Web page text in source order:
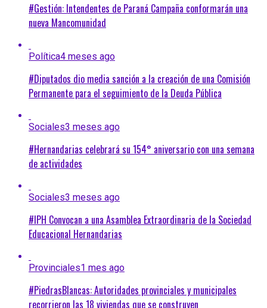
#Gestión: Intendentes de Paraná Campaña conformarán una
nueva Mancomunidad
Política4 meses ago
#Diputados dio media sanción a la creación de una Comisión
Permanente para el seguimiento de la Deuda Pública
Sociales3 meses ago
#Hernandarias celebrará su 154° aniversario con una semana
de actividades
Sociales3 meses ago
#IPH Convocan a una Asamblea Extraordinaria de la Sociedad
Educacional Hernandarias
Provinciales1 mes ago
#PiedrasBlancas: Autoridades provinciales y municipales
recorrieron las 18 viviendas que se construyen